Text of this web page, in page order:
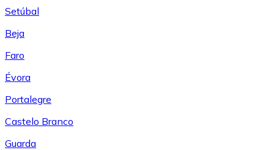
Setúbal
Beja
Faro
Évora
Portalegre
Castelo Branco
Guarda